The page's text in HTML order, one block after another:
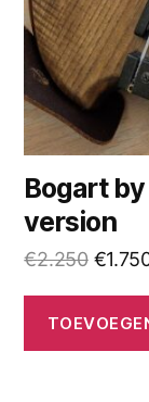
Bogart by
version
€2.250
was:
€